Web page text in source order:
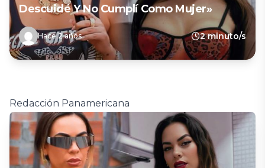
Descuidé Y No Cumplí Como Mujer»
Hace 2 años 2 minuto/s
Redacción Panamericana